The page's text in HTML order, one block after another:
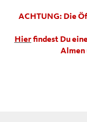
ACHTUNG: Die
Hier findest Du
Almen